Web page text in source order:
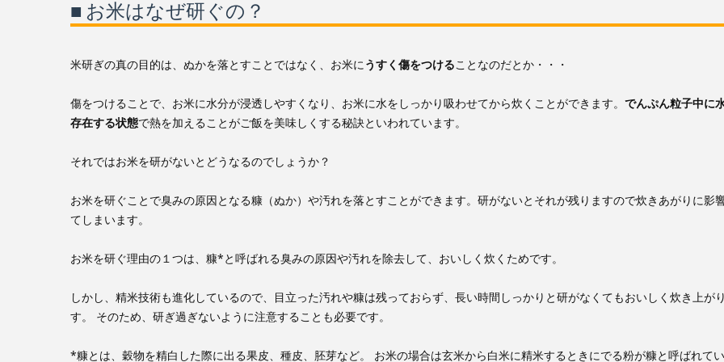
■ お米はなぜ研ぐの？
米研ぎの真の目的は、ぬかを落とすことではなく、お米にうすく傷をつけることなのだとか・・・
傷をつけることで、お米に水分が浸透しやすくなり、お米に水をしっかり吸わせてから炊くことができます。 でんぷん粒子中に
存在する状態で熱を加えることがご飯を美味しくする秘訣といわれています。
それではお米を研がないとどうなるのでしょうか？
お米を研ぐことで臭みの原因となる糠（ぬか）や汚れを落とすことができます。研がないとそれが残りますので炊きあがりに影
てしまいます。
お米を研ぐ理由の１つは、糠*と呼ばれる臭みの原因や汚れを除去して、おいしく炊くためです。
しかし、精米技術も進化しているので、目立った汚れや糠は残っておらず、長い時間しっかりと研がなくてもおいしく炊き上が
す。 そのため、研ぎ過ぎないように注意することも必要です。
*糠とは、穀物を精白した際に出る果皮、種皮、胚芽など。 お米の場合は玄米から白米に精米するときにでる粉が糠と呼ばれて